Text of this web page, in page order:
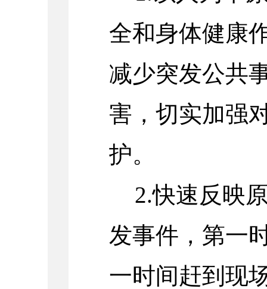
全和身体健康
减少突发公共
害，切实加强
护。
2.快速反映
发事件，第一
一时间赶到现